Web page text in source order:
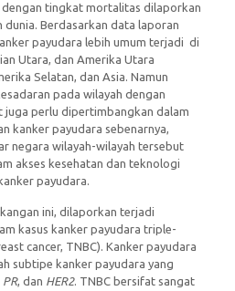
dengan tingkat mortalitas dilaporkan
dunia. Berdasarkan data laporan
payudara lebih umum terjadi di
Utara, dan Amerika Utara
Selatan, dan Asia. Namun
pada wilayah dengan
juga perlu dipertimbangkan dalam
kanker payudara sebenarnya,
negara wilayah-wilayah tersebut
akses kesehatan dan teknologi
payudara.
ini, dilaporkan terjadi
kasus kanker payudara triple-
cancer, TNBC). Kanker payudara
subtipe kanker payudara yang
PR, dan HER2. TNBC bersifat sangat